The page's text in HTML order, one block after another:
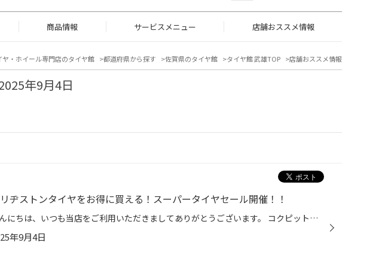
商品情報 サービスメニュー 店舗おススメ情報
ヤ・ホイール専門店のタイヤ館 都道府県から探す 佐賀県のタイヤ館 タイヤ館 武雄TOP 店舗おススメ情報
年9月4日
ヂストンタイヤをお得に買える！スーパータイヤセール開催！！
こんにちは、いつも当店をご利用いただきましてありがとうございます。 コクピット・タイヤ館では、ブリヂストンタイヤをお得に買える！ スーパータイヤセールを開催いたします！ ブリヂストンのタイヤを4本ご購入で最大20,000OFF！ タイヤをお得にご購入頂けるチャンスです！ 夏タイヤの交換やスタ...
年9月4日